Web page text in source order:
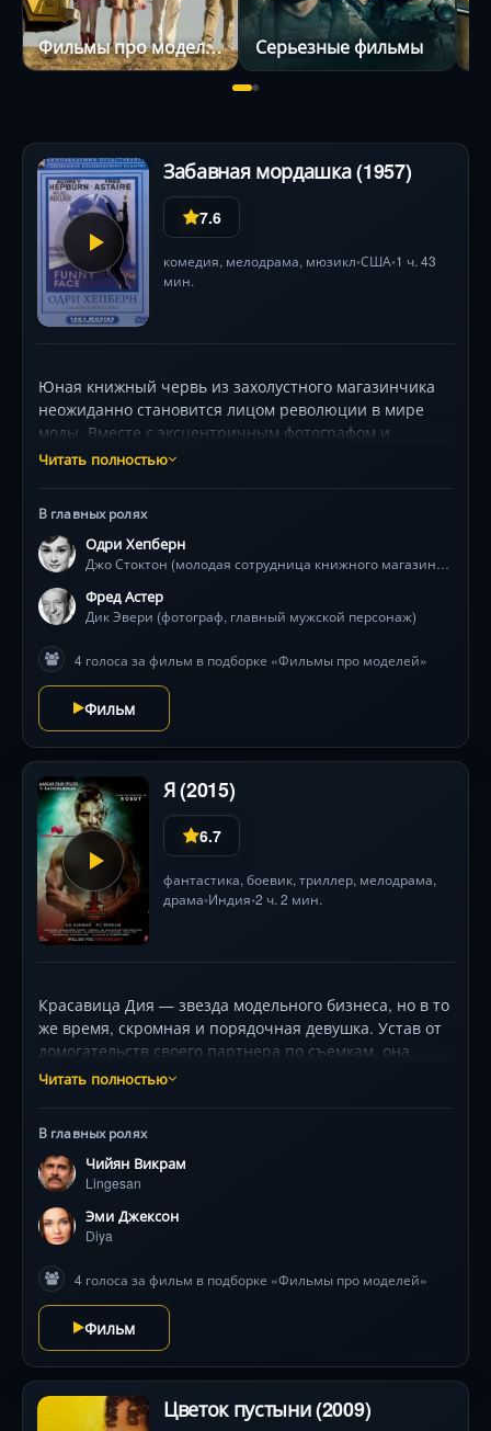
Фильмы про моделей Серьезные фильмы
Забавная мордашка (1957)
7.6
комедия, мелодрама, мюзикл•США•1 ч. 43
мин.
Юная книжный червь из захолустного магазинчика
неожиданно становится лицом революции в мире
моды. Вместе с эксцентричным фотографом и
харизматичной редактрисой она отправляется в
поставят под сомнение всё, во что она верила.
Очарование 1950-х, танцы на фоне Эйфелевой башни
и платья от Живанши — визуальный пир для
ценителей стиля .
Читать полностью
В главных ролях
Одри Хепберн
Джо Стоктон (молодая сотрудница книжного магазина, ставшая моделью)
Фред Астер
Дик Эвери (фотограф, главный мужской персонаж)
4 голоса за фильм в подборке «Фильмы про моделей»
Фильм
Я (2015)
6.7
фантастика,боевик,триллер, мелодрама,
драма•Индия•2 ч. 2 мин.
Красавица Дия — звезда модельного бизнеса, но в то
же время, скромная и порядочная девушка. Устав от
домогательств своего партнера по съемкам, она
обращается за помощью к звездному бодибилдеру
звезду.Однако деревянный качок никак не может
постичь даже азов актерского мастерства, а потому
менеджеру Дии, который тоже хочет помочь девушке,
приходит на ум хитрый план…
Читать полностью
В главных ролях
Чийян Викрам
Lingesan
Эми Джексон
Diya
4 голоса за фильм в подборке «Фильмы про моделей»
Фильм
Цветок пустыни (2009)